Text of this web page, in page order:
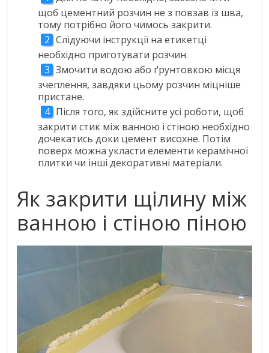
щоб цементний розчин не з повзав із шва,
тому потрібно його чимось закрити.
Слідуючи інструкції на етикетці
необхідно приготувати розчин.
Змочити водою або ґрунтовкою місця
зчеплення, завдяки цьому розчин міцніше
пристане.
Після того, як здійсните усі роботи, щоб
закрити стик між ванною і стіною необхідно
дочекатись доки цемент висохне. Потім
поверх можна укласти елементи керамічної
плитки чи інші декоративні матеріали.
Як закрити щілину між
ванною і стіною піною